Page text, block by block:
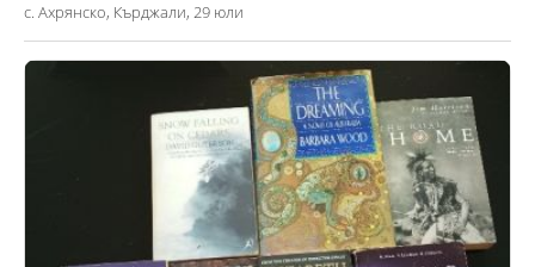
с. Ахрянско, Кърджали, 29 юли